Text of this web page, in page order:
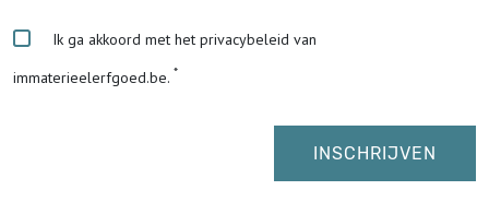
Ik ga akkoord met het privacybeleid van
immaterieelerfgoed.be.